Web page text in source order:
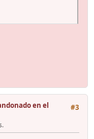
#3
en el